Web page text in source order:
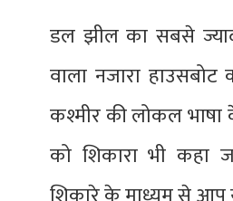
डल झील का सबसे
वाला नजारा हाउसबोट
कश्मीर की लोकल
को शिकारा भी कहा